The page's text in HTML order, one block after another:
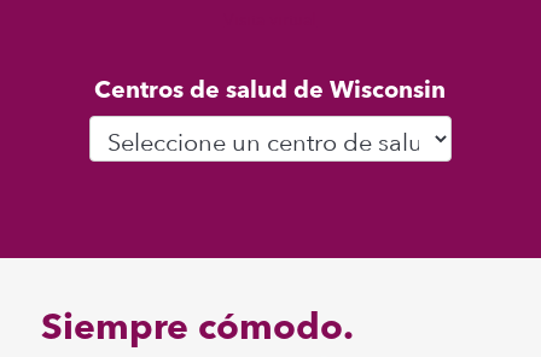
Centros de salud de Wisconsin
Siempre cómodo.